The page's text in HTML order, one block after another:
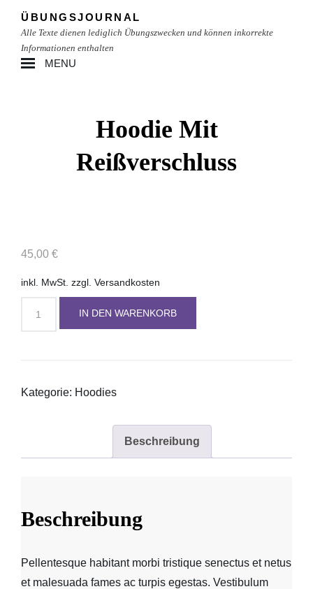
content
ÜBUNGSJOURNAL
Alle Texte dienen lediglich Übungszwecken und können inkorrekte
Informationen enthalten
MENU
Hoodie Mit
Reißverschluss
45,00 €
inkl. MwSt. zzgl. Versandkosten
IN DEN WARENKORB
Kategorie: Hoodies
Beschreibung
Beschreibung
Pellentesque habitant morbi tristique senectus et netus
et malesuada fames ac turpis egestas. Vestibulum